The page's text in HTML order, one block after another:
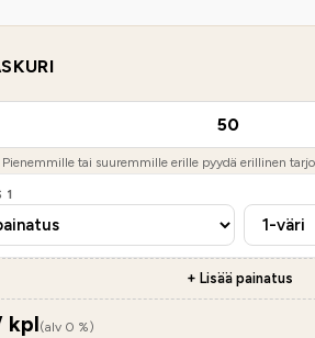
Pienemmille tai suuremmille erille pyydä erillinen
1
+ Lisää painatus
kpl(alv 0 %)